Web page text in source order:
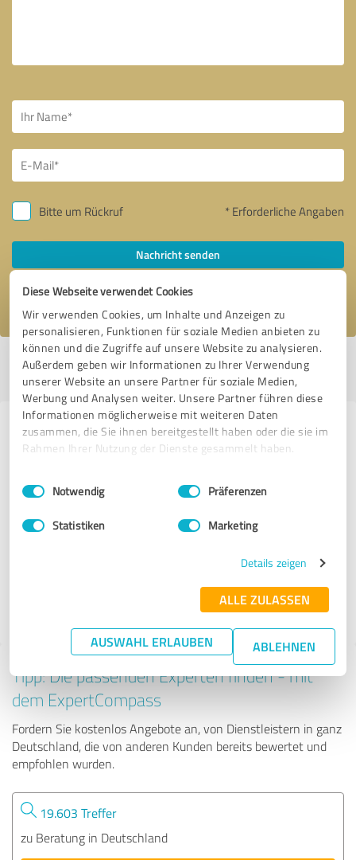
Diese Webseite verwendet Cookies
Wir verwenden Cookies, um Inhalte und Anzeigen zu
personalisieren, Funktionen für soziale Medien anbieten zu
können und die Zugriffe auf unsere Website zu analysieren.
Außerdem geben wir Informationen zu Ihrer Verwendung
unserer Website an unsere Partner für soziale Medien,
Werbung und Analysen weiter. Unsere Partner führen diese
Informationen möglicherweise mit weiteren Daten
zusammen, die Sie ihnen bereitgestellt haben oder die sie im
Rahmen Ihrer Nutzung der Dienste gesammelt haben.
Impressum Datenschutzbestimmungen
Einwilligungsauswahl
Notwendig Präferenzen
Statistiken Marketing
Details zeigen
ALLE ZULASSEN
AUSWAHL ERLAUBEN ABLEHNEN
Bitte um Rückruf * Erforderliche Angaben
Nachricht senden
Ich stimme denDatenschutzbestimmungen
Profil aktiv seit 12.05.2025 |Letzte Aktualisierung: 31.07.2026|
melden
Erfahrungen zu weiteren
Anbietern aus dem Bereich
Beratung
Alexander Herbel | Stat-Consulting
Tipp: Die passenden Experten finden - mit
dem ExpertCompass
Fordern Sie kostenlos Angebote an, von Dienstleistern in ganz
Deutschland, die von anderen Kunden bereits bewertet und
empfohlen wurden.
19.603 Treffer
zu Beratung in Deutschland